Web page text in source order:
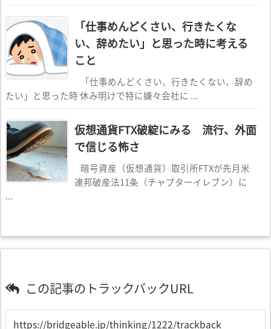
「仕事めんどくさい、行きたくな
い、辞めたい」と思った時に考える
こと
「仕事めんどくさい、行きたくない、辞め
たい」と思った時 休み明けで特に嫌々会社に ...
仮想通貨FTX破綻にみる 流行、外面
で信じる怖さ
暗号資産（仮想通貨）取引所FTXが先月米
連邦破産法11条（チャプターイレブン）に
...
この記事のトラックバックURL